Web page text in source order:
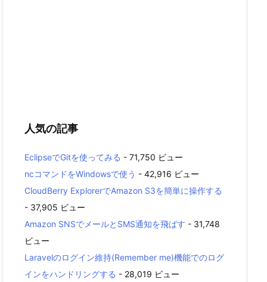
人気の記事
EclipseでGitを使ってみる - 71,750 ビュー
ncコマンドをWindowsで使う - 42,916 ビュー
CloudBerry ExplorerでAmazon S3を簡単に操作する
- 37,905 ビュー
Amazon SNSでメールとSMS通知を飛ばす - 31,748
ビュー
Laravelのログイン維持(Remember me)機能でのログ
インをハンドリングする - 28,019 ビュー